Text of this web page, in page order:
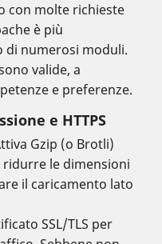
con molte richieste
è più
di numerosi moduli.
valide, a
e preferenze.
e HTTPS
Gzip (o Brotli)
le dimensioni
il caricamento lato
SSL/TLS per